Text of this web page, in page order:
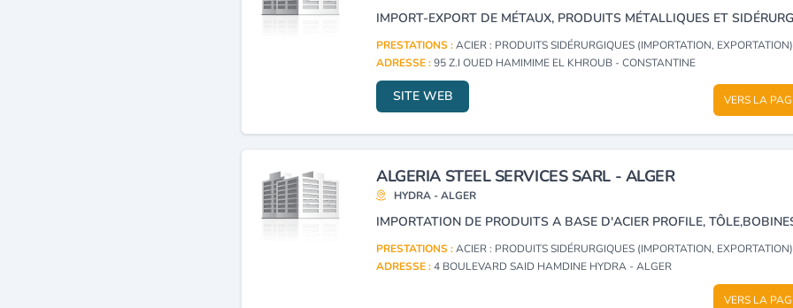
PRESTATIONS :ACIER : PRODUITS SIDÉRURGIQUES (IMPORTATION, EXPORTATION)
ADRESSE :95 Z.I OUED HAMIMIME EL KHROUB - CONSTANTINE
SITE WEB VERS LA
ALGERIA STEEL SERVICES SARL - ALGER
HYDRA - ALGER
PRESTATIONS :ACIER : PRODUITS SIDÉRURGIQUES (IMPORTATION, EXPORTATION)
ADRESSE :4 BOULEVARD SAID HAMDINE HYDRA - ALGER
VERS LA